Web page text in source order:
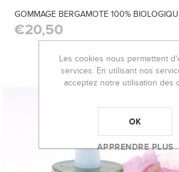
GOMMAGE BERGAMOTE 100%
€20,50
Les cookies nous permettent
services. En utilisant nos
acceptez notre utilisation des
OK
APPRENDRE PLUS